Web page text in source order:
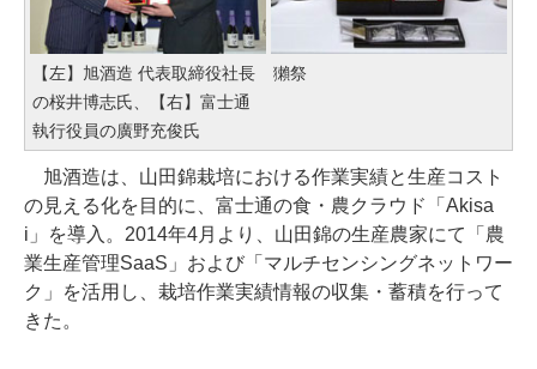
【左】旭酒造 代表取締役社長
の桜井博志氏、【右】富士通
執行役員の廣野充俊氏
獺祭
旭酒造は、山田錦栽培における作業実績と生産コスト
の見える化を目的に、富士通の食・農クラウド「Akisa
i」を導入。2014年4月より、山田錦の生産農家にて「農
業生産管理SaaS」および「マルチセンシングネットワー
ク」を活用し、栽培作業実績情報の収集・蓄積を行って
きた。